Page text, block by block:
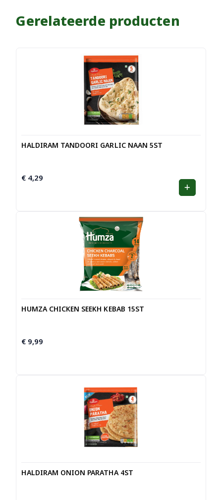
Gerelateerde producten
HALDIRAM TANDOORI GARLIC NAAN 5ST
€ 4,29
HUMZA CHICKEN SEEKH KEBAB 15ST
€ 9,99
HALDIRAM ONION PARATHA 4ST